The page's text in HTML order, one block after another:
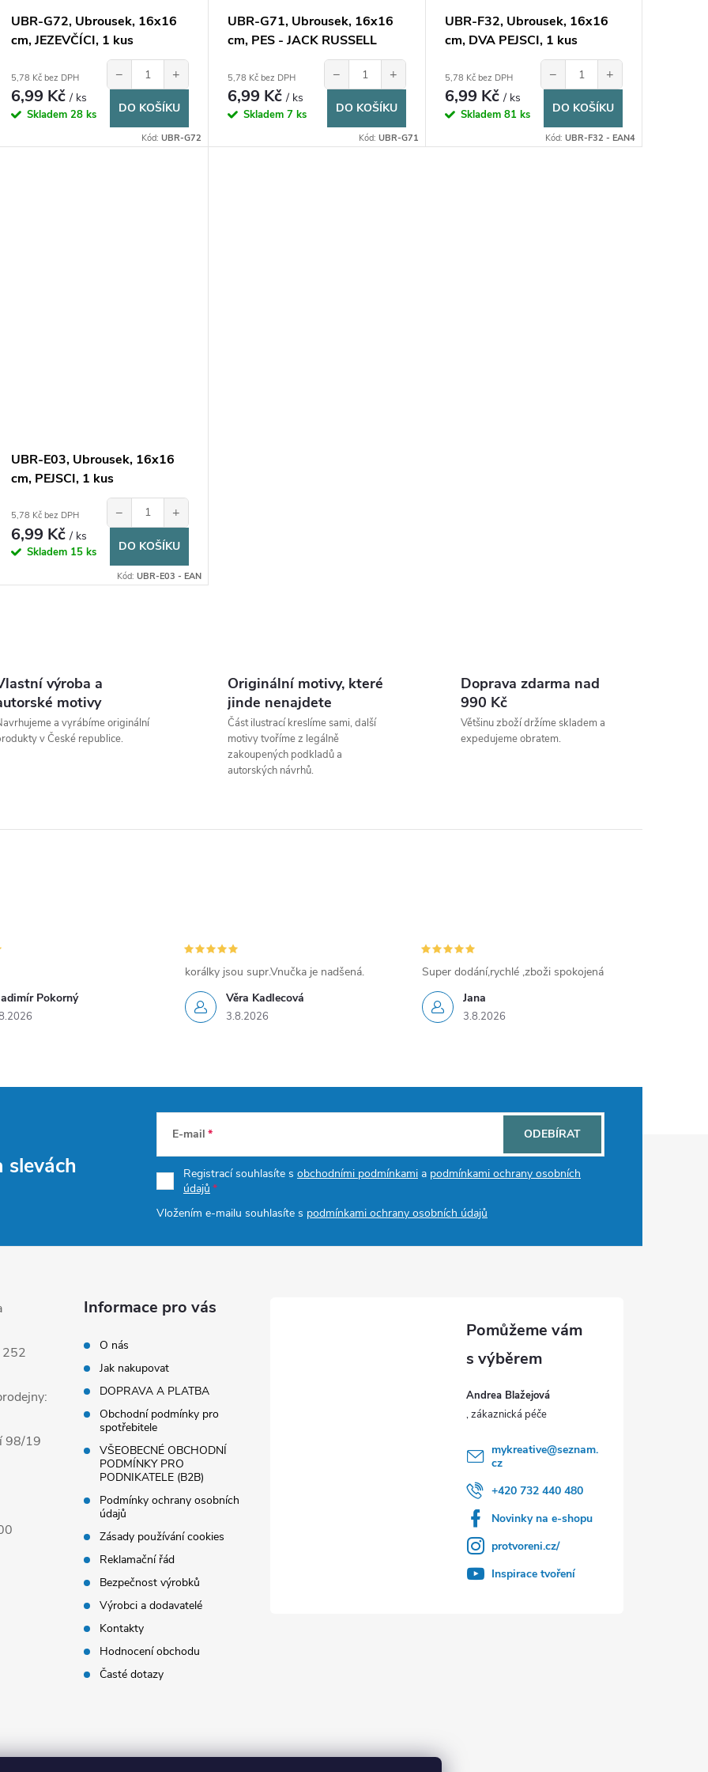
UBR-G72, Ubrousek, 16x16
cm, JEZEVČÍCI, 1 kus
5,78 Kč bez DPH
6,99 Kč/ ks
Skladem 28 ks
− +
DO KOŠÍKU
Kód:UBR-G72
UBR-G71, Ubrousek, 16x16
cm, PES - JACK RUSSELL
5,78 Kč bez DPH
6,99 Kč/ ks
Skladem7 ks
− +
DO KOŠÍKU
Kód: UBR-G71
UBR-F32, Ubrousek, 16x16
cm, DVA PEJSCI, 1 kus
5,78 Kč bez DPH
6,99 Kč/ ks
Skladem 81 ks
− +
DO KOŠÍKU
Kód: UBR-F32 - EAN4
UBR-E03, Ubrousek, 16x16
cm, PEJSCI, 1 kus
5,78 Kč bez DPH
6,99 Kč/ ks
Skladem 15 ks
− +
DO KOŠÍKU
Kód:UBR-E03 - EAN
výroba a
motivy
a vyrábíme originální
v České republice.
Originální motivy, které
jinde nenajdete
Část ilustrací kreslíme sami, další
motivy tvoříme z legálně
zakoupených podkladů a
autorských návrhů.
Doprava zdarma nad
990 Kč
Většinu zboží držíme skladem a
expedujeme obratem.
Pokorný Věra Kadlecová
3.8.2026
korálky jsou supr.Vnučka je nadšená.
Jana
3.8.2026
Super dodání,rychlé ,zboži spokojená
slevách
E-mail
Registrací souhlasíte s obchodními podmínkami a podmínkami ochrany osobních
údajů
Vložením e-mailu souhlasíte s podmínkami ochrany osobních údajů
ODEBÍRAT
98/19
Informace pro vás
O nás
Jak nakupovat
DOPRAVA A PLATBA
Obchodní podmínky pro
spotřebitele
VŠEOBECNÉ OBCHODNÍ
PODMÍNKY PRO
PODNIKATELE (B2B)
Podmínky ochrany osobních
údajů
Zásady používání cookies
Reklamační řád
Bezpečnost výrobků
Výrobci a dodavatelé
Kontakty
Hodnocení obchodu
Časté dotazy
Andrea Blažejová
mykreative@seznam.
cz
+420 732 440 480
Novinky na e-shopu
protvoreni.cz/
Inspirace tvoření